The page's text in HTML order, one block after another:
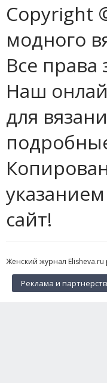
Copyright
модного
Все
Наш
для
сайт!
Женский журнал Elisheva.ru
Реклама и